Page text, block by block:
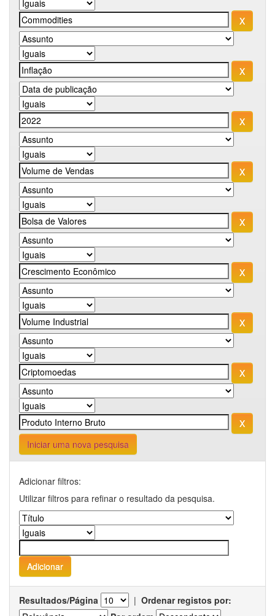
Iniciar uma nova pesquisa
Adicionar filtros:
Utilizar filtros para refinar o resultado da pesquisa.
Resultados/Página | Ordenar registos por: